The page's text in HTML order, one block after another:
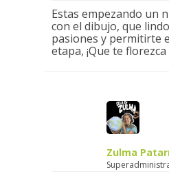
Estas empezando un
con el dibujo, que
pasiones y permitirte
etapa, ¡Que te
Zulma